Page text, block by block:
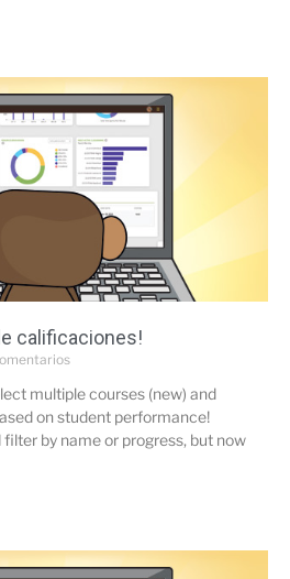
calificaciones!
multiple courses (new) and
on student performance!
by name or progress, but now